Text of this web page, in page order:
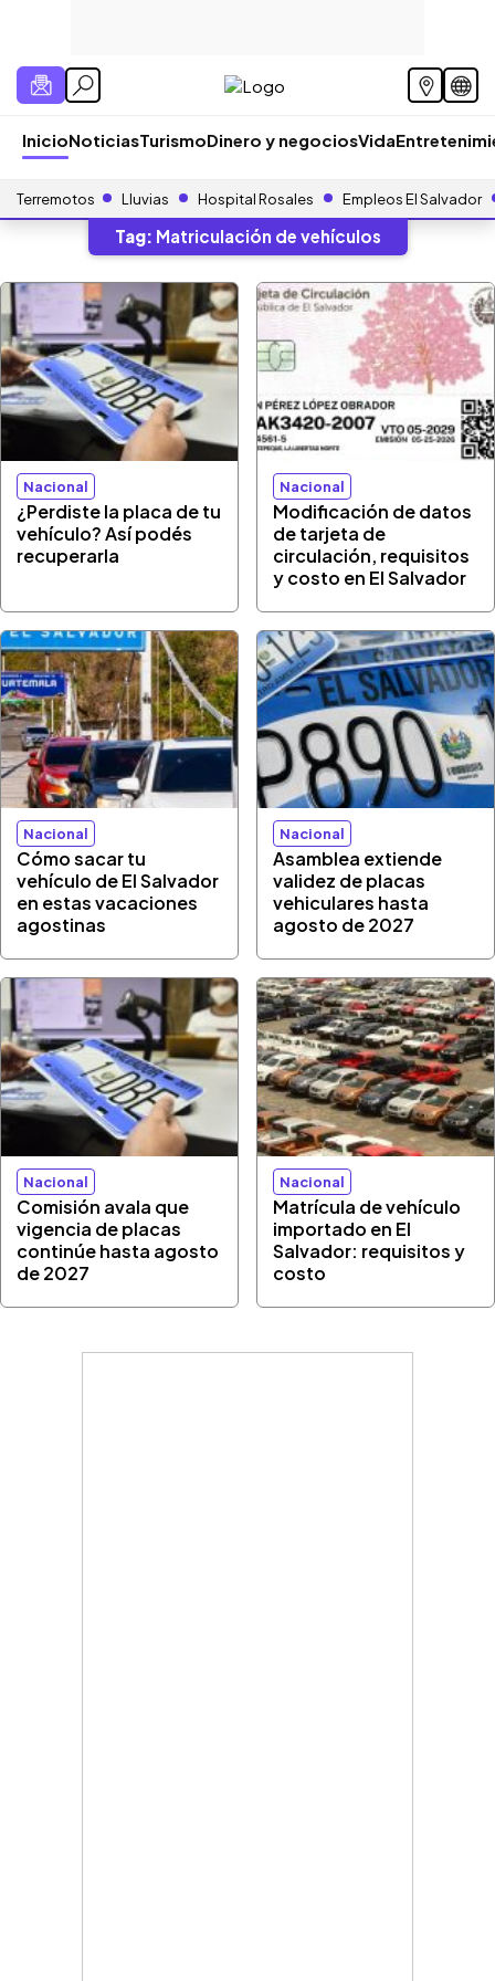
InicioNoticiasTurismoDinero y negociosVida
Terremotos Lluvias Hospital Rosales Empleos El Salvador
Tag: Matriculación de vehículos
Nacional
¿Perdiste la placa de tu
vehículo? Así podés
recuperarla
Nacional
Modificación de datos
de tarjeta de
circulación, requisitos
y costo en El Salvador
Nacional
Cómo sacar tu
vehículo de El Salvador
en estas vacaciones
agostinas
Nacional
Asamblea extiende
validez de placas
vehiculares hasta
agosto de 2027
Nacional
Comisión avala que
vigencia de placas
continúe hasta agosto
de 2027
Nacional
Matrícula de vehículo
importado en El
Salvador: requisitos y
costo